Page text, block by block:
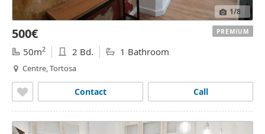
1/8
500€
50m2 2 Bd. 1 Bathroom
Centre, Tortosa
Call
Contact
PREMIUM